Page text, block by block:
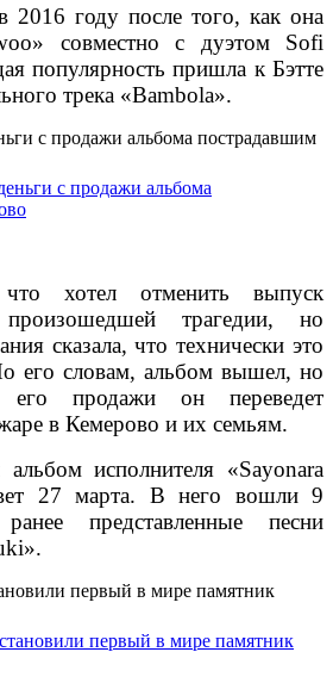
2016 году после того, как она
совместно с дуэтом Sofi
популярность пришла к Бэтте
трека «Bambola».
с продажи альбома пострадавшим
хотел отменить выпуск
трагедии, но
сказала, что технически это
его словам, альбом вышел, но
его продажи он переведет
в Кемерово и их семьям.
исполнителя «Sayonara
27 марта. В него вошли 9
представленные песни
первый в мире памятник